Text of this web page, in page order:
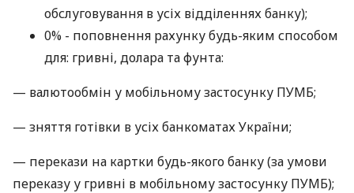
обслуговування в усіх відділеннях банку);
0% - поповнення рахунку будь-яким способом
для: гривні, долара та фунта:
— валютообмін у мобільному застосунку ПУМБ;
— зняття готівки в усіх банкоматах України;
— перекази на картки будь-якого банку (за умови
переказу у гривні в мобільному застосунку ПУМБ);